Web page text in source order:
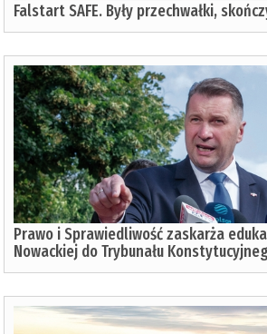
Falstart SAFE. Były przechwałki,
Prawo i Sprawiedliwość zaskarża
Nowackiej do Trybunału